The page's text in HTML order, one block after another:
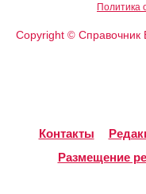
Политика
Copyright ©Справочник
Контакты
Размещение